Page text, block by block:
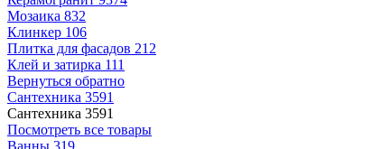
Мозаика 832
Клинкер 106
Плитка для фасадов 212
Клей и затирка 111
Вернуться обратно
Сантехника 3591
Сантехника 3591
Посмотреть все товары
Ванны 319